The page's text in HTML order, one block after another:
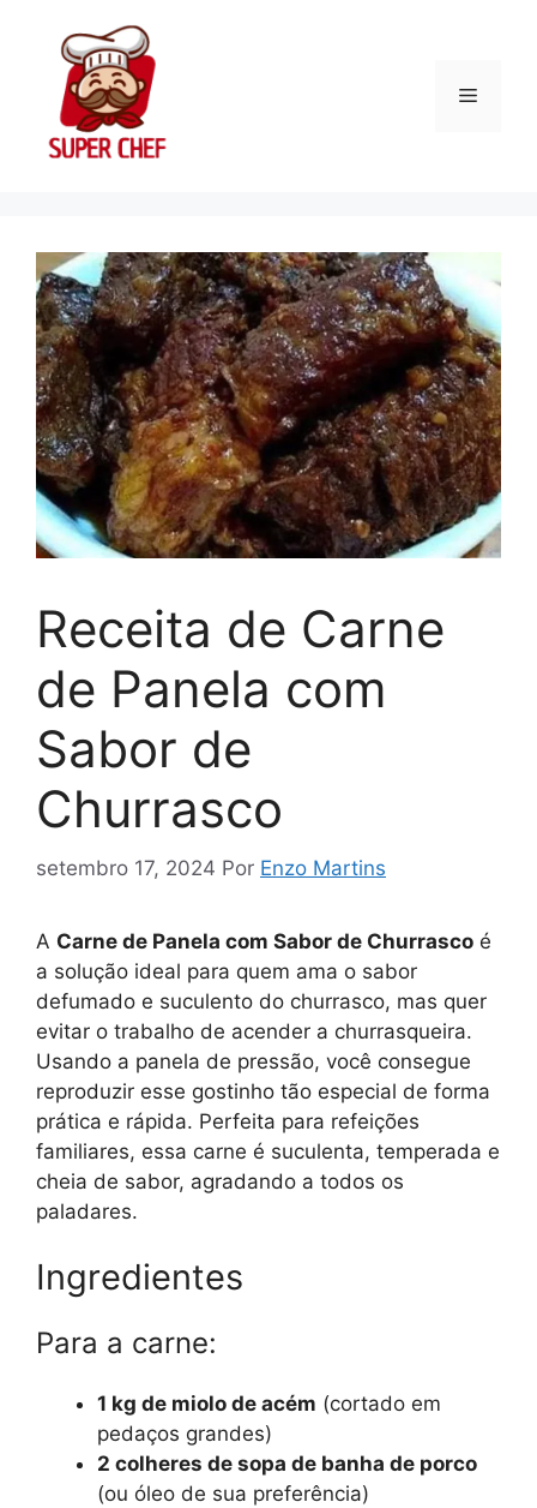
Receita de Carne
de Panela com
Sabor de
Churrasco
setembro 17, 2024 Por Enzo Martins
A Carne de Panela com Sabor de Churrasco é
a solução ideal para quem ama o sabor
defumado e suculento do churrasco, mas quer
evitar o trabalho de acender a churrasqueira.
Usando a panela de pressão, você consegue
reproduzir esse gostinho tão especial de forma
prática e rápida. Perfeita para refeições
familiares, essa carne é suculenta, temperada e
cheia de sabor, agradando a todos os
paladares.
Ingredientes
Para a carne:
1 kg de miolo de acém (cortado em
pedaços grandes)
2 colheres de sopa de banha de porco
(ou óleo de sua preferência)